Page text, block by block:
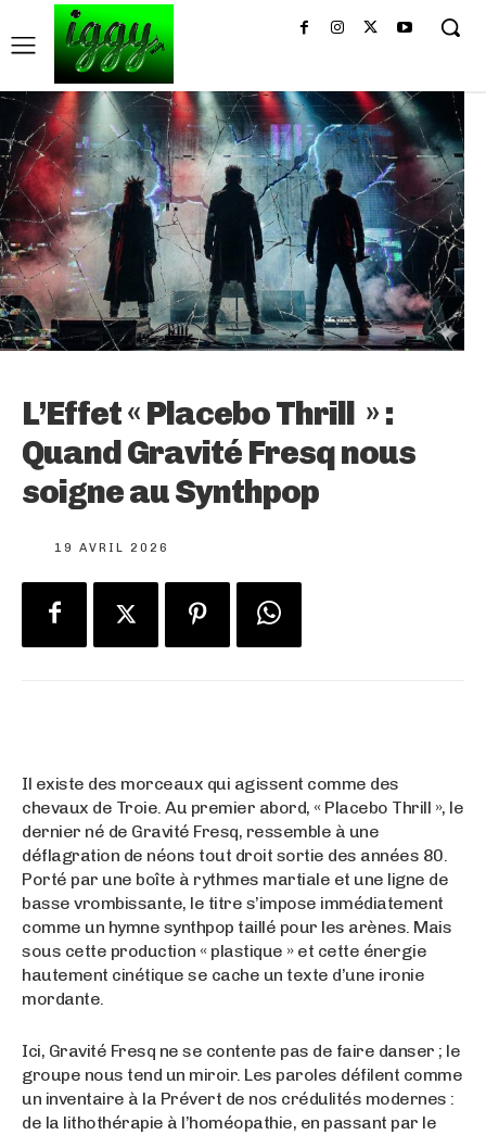
L’Effet « Placebo Thrill » :
Quand Gravité Fresq nous
soigne au Synthpop
19 AVRIL 2026
Il existe des morceaux qui agissent comme des
chevaux de Troie. Au premier abord, « Placebo Thrill », le
dernier né de Gravité Fresq, ressemble à une
déflagration de néons tout droit sortie des années 80.
Porté par une boîte à rythmes martiale et une ligne de
basse vrombissante, le titre s’impose immédiatement
comme un hymne synthpop taillé pour les arènes. Mais
sous cette production « plastique » et cette énergie
hautement cinétique se cache un texte d’une ironie
mordante.
Ici, Gravité Fresq ne se contente pas de faire danser ; le
groupe nous tend un miroir. Les paroles défilent comme
un inventaire à la Prévert de nos crédulités modernes :
de la lithothérapie à l’homéopathie, en passant par le